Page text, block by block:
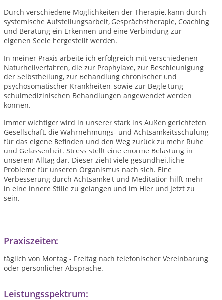
Durch verschiedene Möglichkeiten der Therapie, kann durch
systemische Aufstellungsarbeit, Gesprächstherapie, Coaching
und Beratung ein Erkennen und eine Verbindung zur
eigenen Seele hergestellt werden.
In meiner Praxis arbeite ich erfolgreich mit verschiedenen
Naturheilverfahren, die zur Prophylaxe, zur Beschleunigung
der Selbstheilung, zur Behandlung chronischer und
psychosomatischer Krankheiten, sowie zur Begleitung
schulmedizinischen Behandlungen angewendet werden
können.
Immer wichtiger wird in unserer stark ins Außen gerichteten
Gesellschaft, die Wahrnehmungs- und Achtsamkeitsschulung
für das eigene Befinden und den Weg zurück zu mehr Ruhe
und Gelassenheit. Stress stellt eine enorme Belastung in
unserem Alltag dar. Dieser zieht viele gesundheitliche
Probleme für unseren Organismus nach sich. Eine
Verbesserung durch Achtsamkeit und Meditation hilft mehr
in eine innere Stille zu gelangen und im Hier und Jetzt zu
sein.
Praxiszeiten:
täglich von Montag - Freitag nach telefonischer Vereinbarung
oder persönlicher Absprache.
Leistungsspektrum: